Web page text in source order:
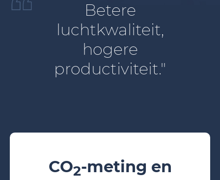
Betere
luchtkwaliteit,
hogere
productiviteit."
CO2-meting en